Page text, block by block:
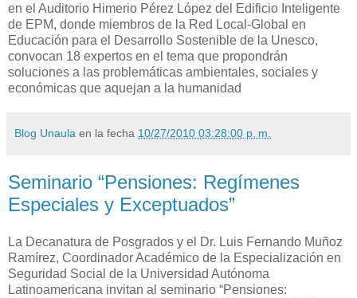
en el Auditorio Himerio Pérez López del Edificio Inteligente
de EPM, donde miembros de la Red Local-Global en
Educación para el Desarrollo Sostenible de la Unesco,
convocan 18 expertos en el tema que propondrán
soluciones a las problemáticas ambientales, sociales y
económicas que aquejan a la humanidad
Blog Unaula en la fecha 10/27/2010 03:28:00 p. m.
Seminario “Pensiones: Regímenes
Especiales y Exceptuados”
La Decanatura de Posgrados y el Dr. Luis Fernando Muñoz
Ramírez, Coordinador Académico de la Especialización en
Seguridad Social de la Universidad Autónoma
Latinoamericana invitan al seminario “Pensiones: